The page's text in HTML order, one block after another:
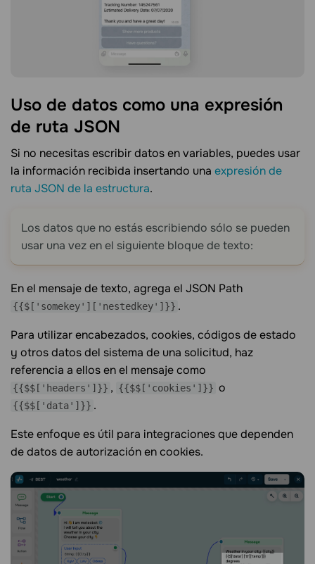
Uso de datos como una expresión
de ruta JSON
Si no necesitas escribir datos en variables, puedes usar
la información recibida insertando una expresión de
ruta JSON de la estructura.
Los datos que no estás escribiendo sólo se pueden
usar una vez en el siguiente bloque de texto:
En el mensaje de texto, agrega el JSON Path
{{$['somekey']['nestedkey']}} .
Para utilizar encabezados, cookies, códigos de estado
y otros datos del sistema de una solicitud, haz
referencia a ellos en el mensaje como
{{$$['headers']}} , {{$$['cookies']}} o
{{$$['data']}} .
Este enfoque es útil para integraciones que dependen
de datos de autorización en cookies.